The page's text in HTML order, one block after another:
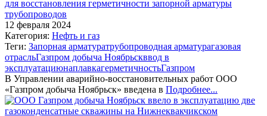
для восстановления герметичности запорной арматуры
трубопроводов
12 февраля 2024
Категория: Нефть и газ
Теги: Запорная арматуратрубопроводная арматурагазовая
отрасльГазпром добыча Ноябрьскввод в
эксплуатациюнаплавкагерметичностьГазпром
В Управлении аварийно-восстановительных работ ООО
«Газпром добыча Ноябрьск» введена в Подробнее...